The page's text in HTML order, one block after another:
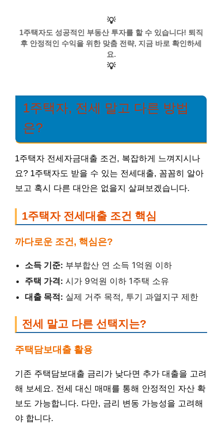
💡
1주택자도 성공적인 부동산 투자를 할 수 있습니다! 퇴직
후 안정적인 수익을 위한 맞춤 전략, 지금 바로 확인하세
요.
💡
1주택자, 전세 말고 다른 방법
은?
1주택자 전세자금대출 조건, 복잡하게 느껴지시나
요? 1주택자도 받을 수 있는 전세대출, 꼼꼼히 알아
보고 혹시 다른 대안은 없을지 살펴보겠습니다.
1주택자 전세대출 조건 핵심
까다로운 조건, 핵심은?
소득 기준: 부부합산 연 소득 1억원 이하
주택 가격: 시가 9억원 이하 1주택 소유
대출 목적: 실제 거주 목적, 투기 과열지구 제한
전세 말고 다른 선택지는?
주택담보대출 활용
기존 주택담보대출 금리가 낮다면 추가 대출을 고려
해 보세요. 전세 대신 매매를 통해 안정적인 자산 확
보도 가능합니다. 다만, 금리 변동 가능성을 고려해
야 합니다.